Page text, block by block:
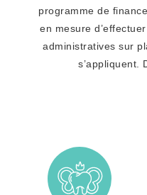
programme de
en mesure
administratives sur
s’appliquent.